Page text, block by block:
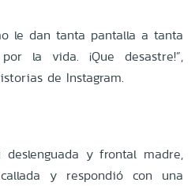
le dan tanta pantalla a tanta
la vida. ¡Que desastre!”,
de Instagram.
y frontal madre,
y respondió con una